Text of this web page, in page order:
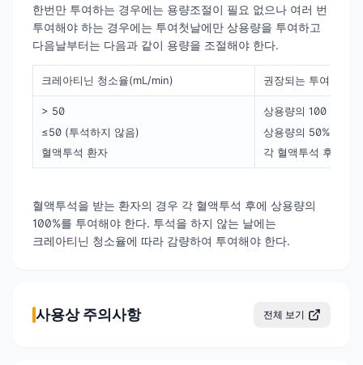
한번만 투여하는 경우에는 용량조절이 필요 없으나 여러 번
투여해야 하는 경우에는 투여첫날에만 상용량을 투여하고
다음날부터는 다음과 같이 용량을 조절해야 한다.
크레아티닌 청소율(mL/min) 권장되는 투여용량
> 50
≤50 (투석하지 않음)
혈액투석 환자
상용량의 100 %
상용량의 50%
각 혈액투석 후에 상
혈액투석을 받는 환자의 경우 각 혈액투석 후에 상용량의
100%를 투여해야 한다. 투석을 하지 않는 날에는
크레아티닌 청소율에 따라 감량하여 투여해야 한다.
사용상 주의사항 전체 보기